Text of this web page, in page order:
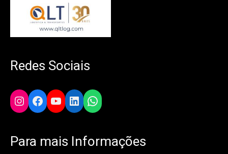
Redes Sociais
Instagram
Facebook
YouTube
LinkedIn
WhatsApp
Para mais Informações